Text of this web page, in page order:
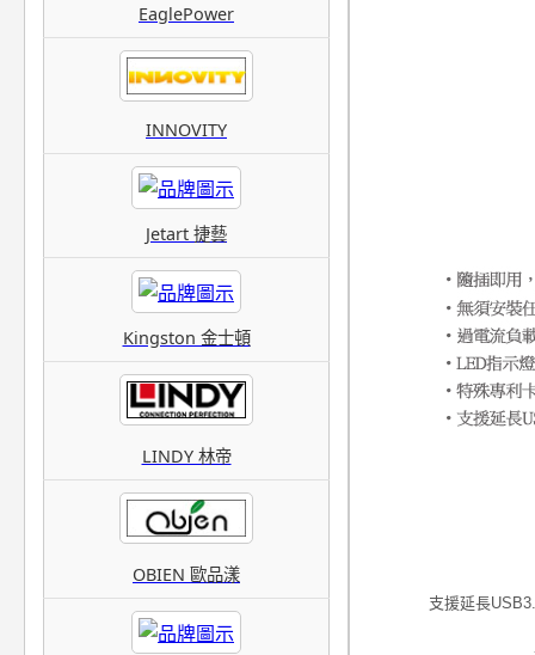
EaglePower
INNOVITY
Jetart 捷藝
Kingston 金士頓
LINDY 林帝
OBIEN 歐品漾
支援延長